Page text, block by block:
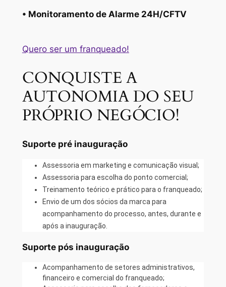
• Monitoramento de Alarme 24H/CFTV
Quero ser um franqueado!
CONQUISTE A
AUTONOMIA DO SEU
PRÓPRIO NEGÓCIO!
Suporte pré inauguração
Assessoria em marketing e comunicação visual;
Assessoria para escolha do ponto comercial;
Treinamento teórico e prático para o franqueado;
Envio de um dos sócios da marca para
acompanhamento do processo, antes, durante e
após a inauguração.
Suporte pós inauguração
Acompanhamento de setores administrativos,
financeiro e comercial do franqueado;